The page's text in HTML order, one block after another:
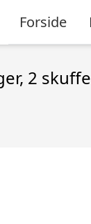
Forside
2